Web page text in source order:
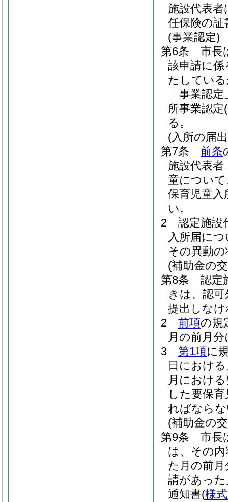
施設代表者
任保険の
(事業認定)
第6条
市長
該申請に
たしてい
「事業認
所事業認定
る。
(入所の届
第7条
前条
施設代表
童について
保育児童入
い。
2
認定施設
入所届に
その異動
(補助金の
第8条
認定
きは、認
提出しな
2
前項の規
月の前月
3
第1項に
日におけ
月におけ
した要保
ればなら
(補助金の
第9条
市長
は、その
た月の前
請があっ
通知書(様